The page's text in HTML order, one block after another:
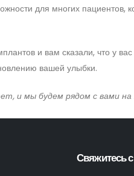
для многих пациентов,
и вам сказали, что у
вашей улыбки.
и мы будем рядом с вами
Свяжитесь